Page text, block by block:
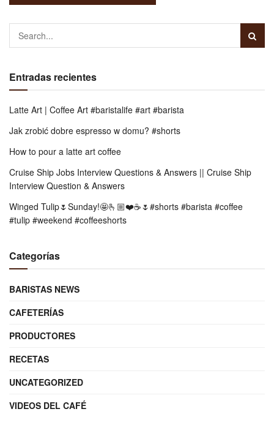
Entradas recientes
Latte Art | Coffee Art #baristalife #art #barista
Jak zrobić dobre espresso w domu? #shorts
How to pour a latte art coffee
Cruise Ship Jobs Interview Questions & Answers || Cruise Ship
Interview Question & Answers
Winged Tulip🌷Sunday!🤩🫰🏼❤️☕️🌷#shorts #barista #coffee
#tulip #weekend #coffeeshorts
Categorías
BARISTAS NEWS
CAFETERÍAS
PRODUCTORES
RECETAS
UNCATEGORIZED
VIDEOS DEL CAFÉ